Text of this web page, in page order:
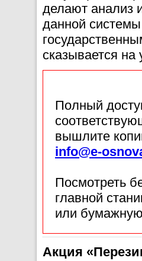
делают анализ
данной
сказывается
Полный
вышлите
info@e-
Посмотреть
главной
или
Акция